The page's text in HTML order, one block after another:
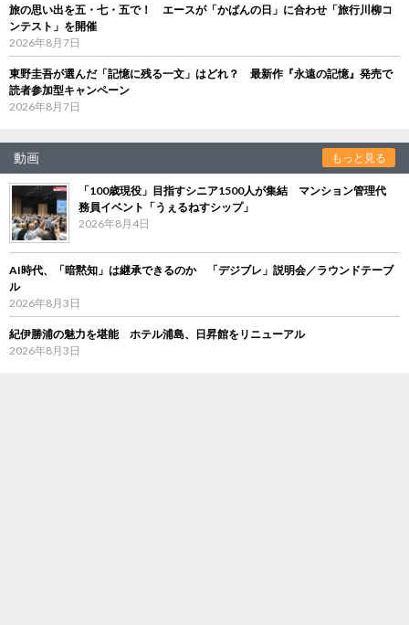
旅の思い出を五・七・五で！ エースが「かばんの日」に合わせ「旅行川柳コ
ンテスト」を開催
2026年8月7日
東野圭吾が選んだ「記憶に残る一文」はどれ？ 最新作『永遠の記憶』発売で
読者参加型キャンペーン
2026年8月7日
動画 もっと見る
「100歳現役」目指すシニア1500人が集結 マンション管理代
務員イベント「うぇるねすシップ」
2026年8月4日
AI時代、「暗黙知」は継承できるのか 「デジブレ」説明会／ラウンドテーブ
ル
2026年8月3日
紀伊勝浦の魅力を堪能 ホテル浦島、日昇館をリニューアル
2026年8月3日